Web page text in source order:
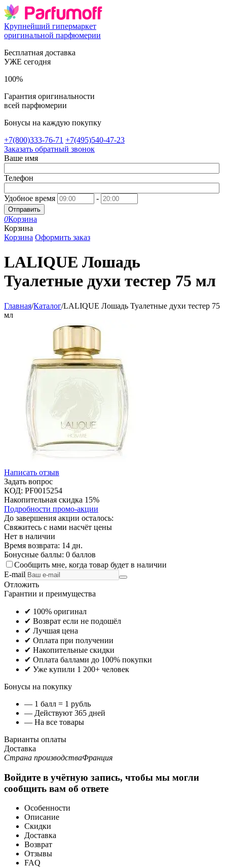
Крупнейший гипермаркет
оригинальной парфюмерии
Бесплатная доставка
УЖЕ сегодня
100%
Гарантия оригинальности
всей парфюмерии
Бонусы на каждую покупку
+7(800)333-76-71 +7(495)540-47-23
Заказать обратный звонок
Ваше имя
Телефон
Удобное время -
Отправить
0Корзина
Корзина
Корзина Оформить заказ
LALIQUE Лошадь
Туалетные духи тестер 75 мл
Главная/Каталог/LALIQUE Лошадь Туалетные духи тестер 75
мл
Написать отзыв
Задать вопрос
КОД: PF0015254
Накопительная скидка 15%
Подробности промо-акции
До завершения акции осталось:
Свяжитесь с нами насчёт цены
Нет в наличии
Время возврата: 14 дн.
Бонусные баллы: 0 баллов
Сообщить мне, когда товар будет в наличии
E-mail
Отложить
Гарантии и преимущества
✔ 100% оригинал
✔ Возврат если не подошёл
✔ Лучшая цена
✔ Оплата при получении
✔ Накопительные скидки
✔ Оплата баллами до 100% покупки
✔ Уже купили 1 200+ человек
Бонусы на покупку
— 1 балл = 1 рубль
— Действуют 365 дней
— На все товары
Варианты оплаты
Доставка
Страна производстваФранция
Войдите в учётную запись, чтобы мы могли
сообщить вам об ответе
Особенности
Описание
Скидки
Доставка
Возврат
Отзывы
FAQ